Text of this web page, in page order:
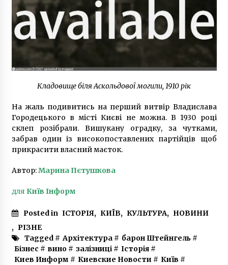
Кладовище біля Аскольдової могили, 1910 рік
На жаль подивитись на перший витвір Владислава
Городецького в місті Києві не можна. В 1930 році
склеп розібрали. Вишукану оградку, за чутками,
забрав один із високопоставлених партійців щоб
прикрасити власний маєток.
Автор:Марина Пєтушкова
для Київ Інформ
Posted in ІСТОРІЯ, КИЇВ, КУЛЬТУРА, НОВИНИ
, РІЗНЕ
Tagged # Архітектура# барон Штейнгель#
Бізнес # вино# залізниці# Історія#
Киев Информ # Киевские Новости # Київ #